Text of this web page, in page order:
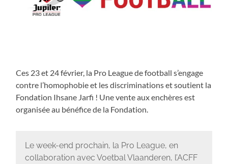
Ces 23 et 24 février, la Pro League de football s’engage
contre l’homophobie et les discriminations et soutient la
Fondation Ihsane Jarfi ! Une vente aux enchères est
organisée au bénéfice de la Fondation.
Le week-end prochain, la Pro League, en
collaboration avec Voetbal Vlaanderen, l’ACFF